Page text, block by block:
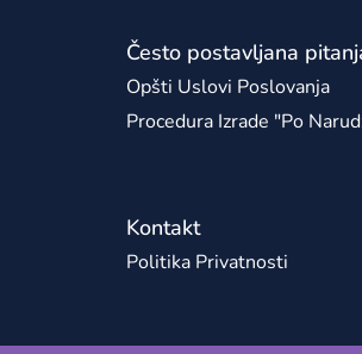
Često postavljana
Opšti Uslovi Poslovanja
Procedura Izrade "po
Kontakt
Politika Privatnosti